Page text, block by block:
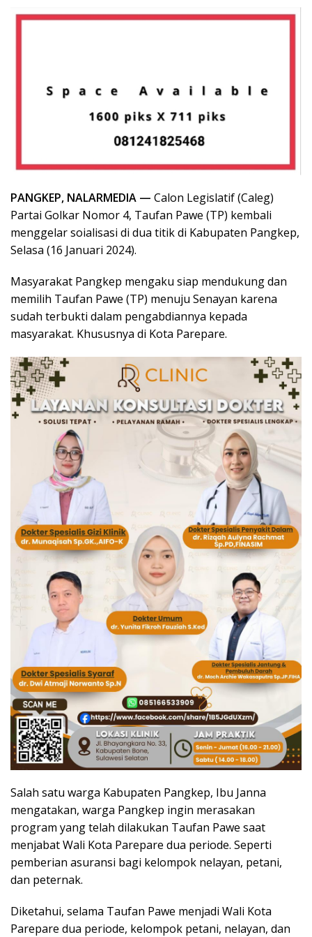
PANGKEP, NALARMEDIA — Calon Legislatif (Caleg)
Partai Golkar Nomor 4, Taufan Pawe (TP) kembali
menggelar soialisasi di dua titik di Kabupaten Pangkep,
Selasa (16 Januari 2024).
Masyarakat Pangkep mengaku siap mendukung dan
memilih Taufan Pawe (TP) menuju Senayan karena
sudah terbukti dalam pengabdiannya kepada
masyarakat. Khususnya di Kota Parepare.
Salah satu warga Kabupaten Pangkep, Ibu Janna
mengatakan, warga Pangkep ingin merasakan
program yang telah dilakukan Taufan Pawe saat
menjabat Wali Kota Parepare dua periode. Seperti
pemberian asuransi bagi kelompok nelayan, petani,
dan peternak.
Diketahui, selama Taufan Pawe menjadi Wali Kota
Parepare dua periode, kelompok petani, nelayan, dan